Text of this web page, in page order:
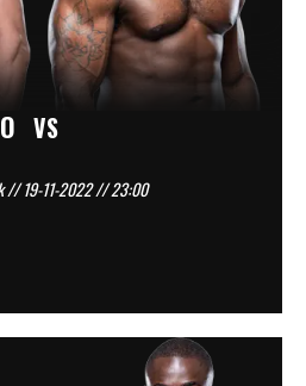
VS
// 19-11-2022 // 23:00